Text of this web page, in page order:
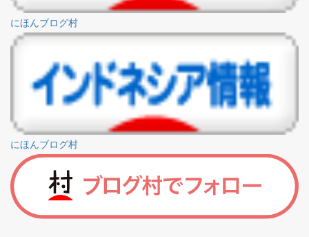
にほんブログ村
にほんブログ村